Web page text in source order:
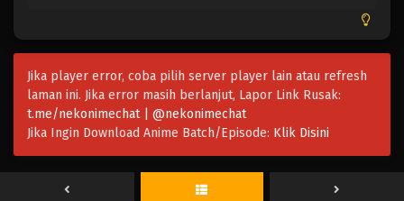
Jika player error, coba pilih server player lain atau refresh
laman ini. Jika error masih berlanjut, Lapor Link Rusak:
t.me/nekonimechat | @nekonimechat
Jika Ingin Download Anime Batch/Episode: Klik Disini
[END] Kanojo, Okarishimasu Season 2
Eps 11 - Juli 2, 2025